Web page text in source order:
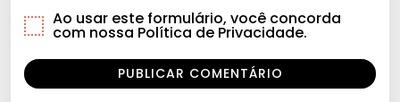
Ao usar este formulário, você concorda
com nossa Política de Privacidade.